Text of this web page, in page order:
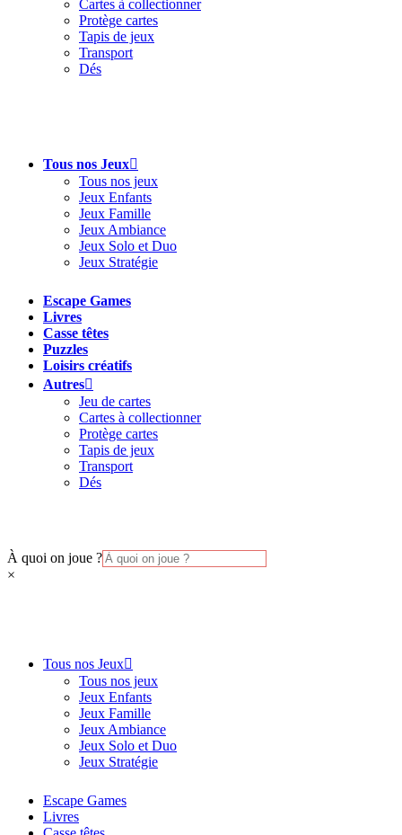
Cartes à collectionner
Protège cartes
Tapis de jeux
Transport
Dés
Tous nos Jeux
Tous nos jeux
Jeux Enfants
Jeux Famille
Jeux Ambiance
Jeux Solo et Duo
Jeux Stratégie
Escape Games
Livres
Casse têtes
Puzzles
Loisirs créatifs
Autres
Jeu de cartes
Cartes à collectionner
Protège cartes
Tapis de jeux
Transport
Dés
À quoi on joue ?
×
Tous nos Jeux
Tous nos jeux
Jeux Enfants
Jeux Famille
Jeux Ambiance
Jeux Solo et Duo
Jeux Stratégie
Escape Games
Livres